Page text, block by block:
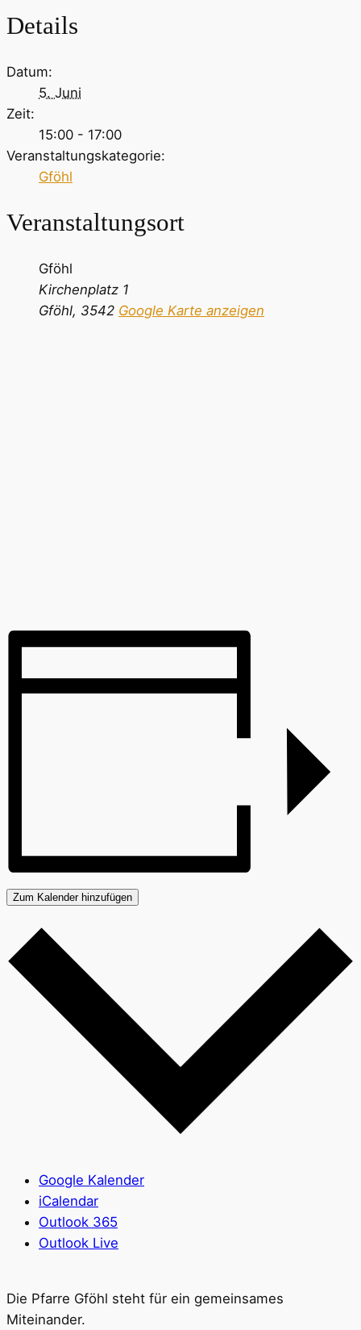
Details
Datum:
5. Juni
Zeit:
15:00 - 17:00
Veranstaltungskategorie:
Gföhl
Veranstaltungsort
Gföhl
Kirchenplatz 1
Gföhl, 3542 Google Karte anzeigen
Zum Kalender hinzufügen
Google Kalender
iCalendar
Outlook 365
Outlook Live
Die Pfarre Gföhl steht für ein gemeinsames
Miteinander.